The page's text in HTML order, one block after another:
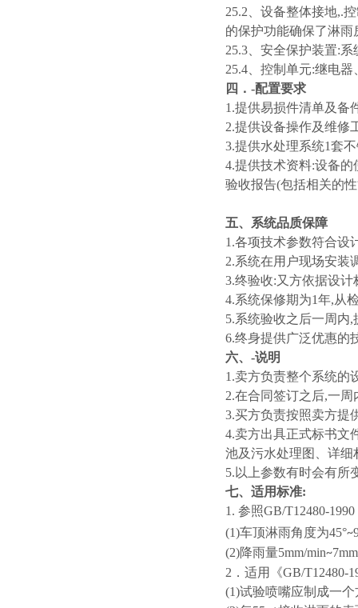
25.2、设备整体接地,.
的保护功能确保了淋
25.3、安全保护装置:
25.4、控制单元:继电
四．-配置要求
1.提供易损件清单及备
2.提供设备操作及维修
3.提供水处理系统1套
4.提供技术资料:设备
验收报告(包括相关的
五、系统品质保障
1.各项技术参数符合设
2.系统在用户现场安装
3.终验收:又方依据设
4.系统保修期为1年,从
5.系统验收之后一周内
6.终身提供广泛优惠的
六、-说明
1.卖方负责整个系统的
2.在合同签订之后,一
3.买方负责按照卖方提
4.卖方出具正式标书文
池及污水处理图、详
5.以上参数有时会有所
七、适用标准:
1. 参照GB/T12480-
(1)车顶淋雨角度为45°~
(2)降雨量5mm/min~
2．适用《GB/T12480-
(1)试验喷嘴应制成一